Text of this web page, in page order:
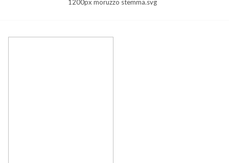
1200px moruzzo stemma.svg